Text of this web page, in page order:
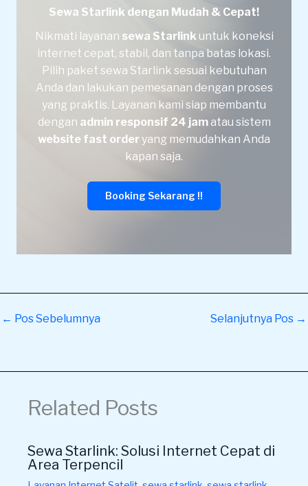
Sewa Starlink dengan Mudah & Cepat!
Nikmati layanan sewa Starlinkuntuk koneksi
internet cepat, stabil, dan tanpa batas lokasi.
Pilih paket sewa Starlink sesuai kebutuhan
Anda dan lakukan pemesanan dengan proses
yang praktis. Layanan kami siap membantu
dengan admin responsif 24 jamatau sistem
website fast orderyang memudahkan Anda
kapan saja.
Booking Sekarang !!
← Pos Sebelumnya Selanjutnya Pos →
Related Posts
Sewa Starlink: Solusi Internet Cepat di
Area Terpencil